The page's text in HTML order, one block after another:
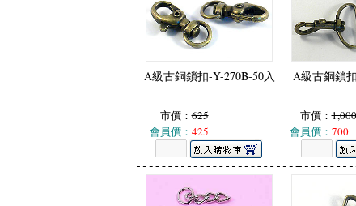
A級古銅鎖扣-Y-270B-50入
市價：625
會員價： 425
A級古銅鎖
市價：1,000
會員價： 700